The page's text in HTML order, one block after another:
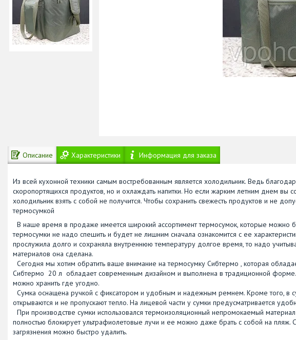
Описание Характеристики Информация для заказа
Из всей кухонной техники самым востребованным является холодильник. Ведь
скоропортящихся продуктов, но и охлаждать напитки. Но если жарким летним днем вы
холодильник взять с собой не получится. Чтобы сохранить свежесть продуктов и не
термосумкой
В наше время в продаже имеется широкий ассортимент термосумок, которые можно
термосумки не надо спешить и будет не лишним сначала ознакомится с ее
прослужила долго и сохраняла внутреннюю температуру долгое время, то надо
материалов она сделана.
Сегодня мы хотим обратить ваше внимание на термосумку Сибтермо , которая
Сибтермо 20 л обладает современным дизайном и выполнена в традиционной
можно хранить где угодно.
Сумка оснащена ручкой с фиксатором и удобным и надежным ремнем. Кроме того, в
открываются и не пропускают тепло. На лицевой части у сумки предусматривается
При производстве сумки использовался термоизоляционный непромокаемый
полностью блокирует ультрафиолетовые лучи и ее можно даже брать с собой на пляж.
загрязнения можно быстро удалить.